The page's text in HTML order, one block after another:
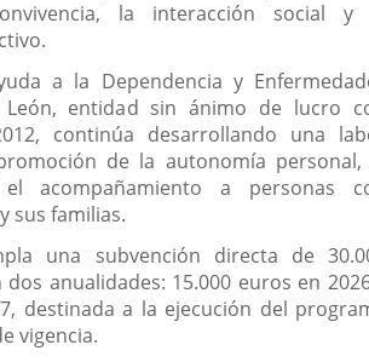
la interacción social y
a la Dependencia y
León, entidad sin ánimo de lucro
continúa desarrollando una
de la autonomía personal,
acompañamiento a personas
sus familias.
una subvención directa de
anualidades: 15.000 euros en
destinada a la ejecución del
vigencia.